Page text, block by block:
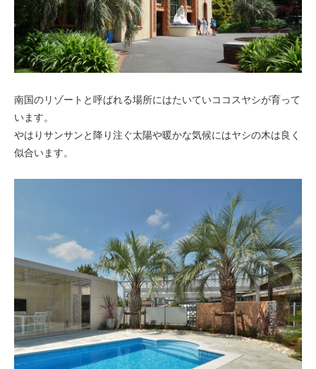
南国のリゾートと呼ばれる場所にはたいていココスヤシが育って
います。
やはりサンサンと降り注ぐ太陽や暖かな気候にはヤシの木は良く
似合います。